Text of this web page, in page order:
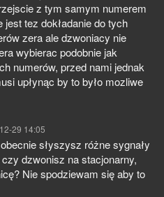
z tym samym numerem
tez dokładanie do tych
zera ale dzwoniacy nie
wybierac podobnie jak
numerów, przed nami jednak
upłynąc by to było mozliwe
29 14:05
słyszysz różne sygnały
dzwonisz na stacjonarny,
Nie spodziewam się aby to